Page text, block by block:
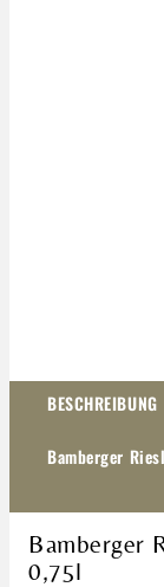
BESCHREIBUNG
Bamberger
Bamberger
0,75l